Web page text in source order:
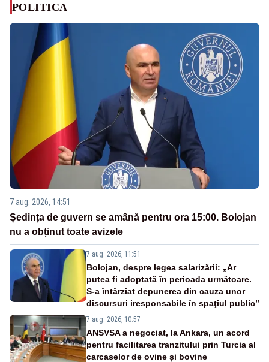
POLITICA
7 aug. 2026, 14:51
Ședința de guvern se amână pentru ora 15:00. Bolojan
nu a obținut toate avizele
7 aug. 2026, 11:51
Bolojan, despre legea salarizării: „Ar
putea fi adoptată în perioada următoare.
S-a întârziat depunerea din cauza unor
discursuri iresponsabile în spaţiul public”
7 aug. 2026, 10:57
ANSVSA a negociat, la Ankara, un acord
pentru facilitarea tranzitului prin Turcia al
carcaselor de ovine și bovine